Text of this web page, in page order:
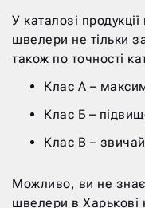
У каталозі
швелери не тільки
також по точності
Клас А –
Клас Б –
Клас В –
Можливо, ви не
швелери в Харькові